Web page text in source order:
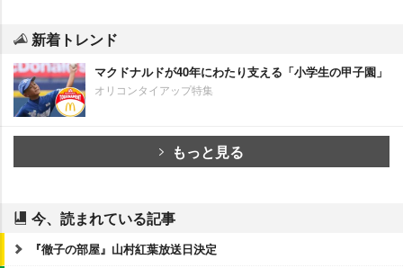
新着トレンド
マクドナルドが40年にわたり支える「小学生の甲子園」
オリコンタイアップ特集
もっと見る
今、読まれている記事
『徹子の部屋』山村紅葉放送日決定